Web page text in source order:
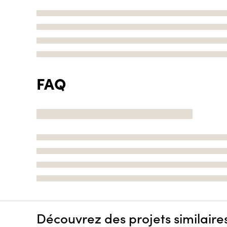
FAQ
Découvrez des projets